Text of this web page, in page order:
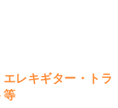
レキギター・トラ
等